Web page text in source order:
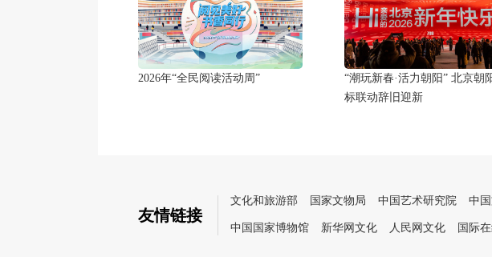
2026年“全民阅读活动周”
“潮玩新春·活力朝阳” 北京朝
标联动辞旧迎新
友情链接
文化和旅游部 国家文物局 中国艺术研究院 中
中国国家博物馆 新华网文化 人民网文化 国际